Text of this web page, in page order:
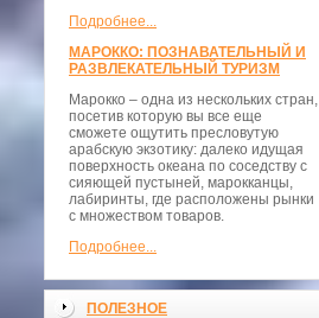
Подробнее...
МАРОККО: ПОЗНАВАТЕЛЬНЫЙ И
РАЗВЛЕКАТЕЛЬНЫЙ ТУРИЗМ
Марокко – одна из нескольких стран,
посетив которую вы все еще
сможете ощутить пресловутую
арабскую экзотику: далеко идущая
поверхность океана по соседству с
сияющей пустыней, марокканцы,
лабиринты, где расположены рынки
с множеством товаров.
Подробнее...
ПОЛЕЗНОЕ